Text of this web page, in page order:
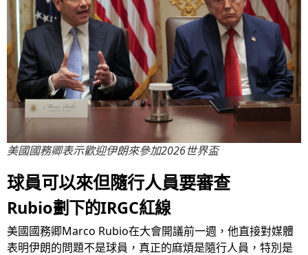
美國國務卿表示歡迎伊朗來參加2026世界盃
球員可以來但隨行人員要審查
Rubio劃下的IRGC紅線
美國國務卿Marco Rubio在大會開議前一週，他直接對媒體
表明伊朗的問題不是球員，真正的麻煩是隨行人員，特別是